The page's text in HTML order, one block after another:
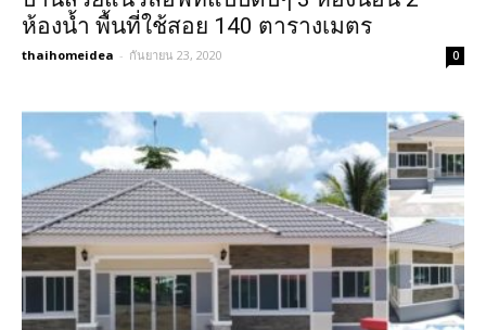
ห้องน้ำ พื้นที่ใช้สอย 140 ตารางเมตร
thaihomeidea - กันยายน 23, 2020 0